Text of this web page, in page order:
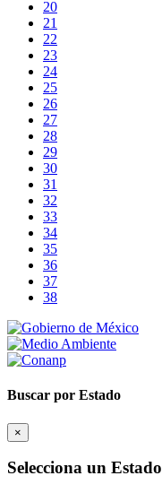
20
21
22
23
24
25
26
27
28
29
30
31
32
33
34
35
36
37
38
Buscar por Estado
×
Selecciona un Estado